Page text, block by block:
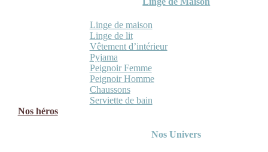
Linge de maison
Linge de lit
Vêtement d’intérieur
Pyjama
Peignoir Femme
Peignoir Homme
Chaussons
Serviette de bain
Nos héros
Nos Univers